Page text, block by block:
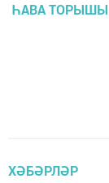
ҺАВА ТОРЫШЫ
ХӘБӘРЛӘР